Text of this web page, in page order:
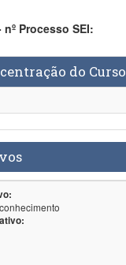
Processo SEI:
do Curso